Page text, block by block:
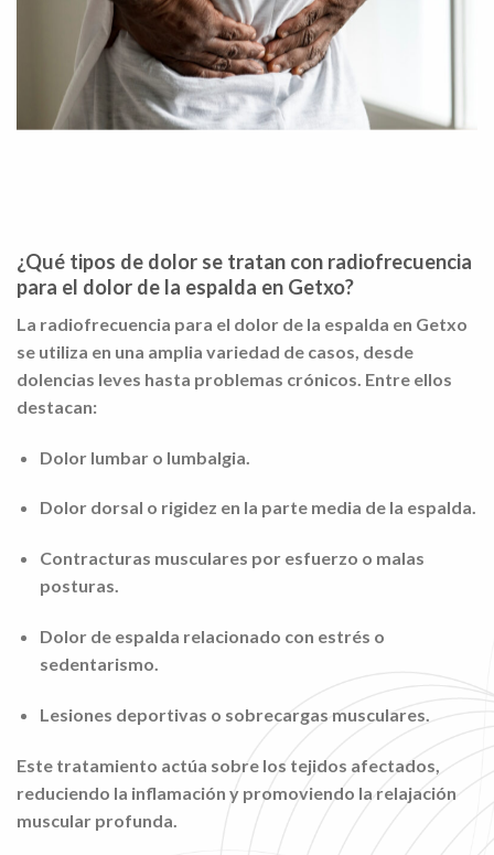
¿Qué tipos de dolor se tratan con radiofrecuencia
para el dolor de la espalda en Getxo?
La radiofrecuencia para el dolor de la espalda en Getxo
se utiliza en una amplia variedad de casos, desde
dolencias leves hasta problemas crónicos. Entre ellos
destacan:
Dolor lumbar o lumbalgia.
Dolor dorsal o rigidez en la parte media de la espalda.
Contracturas musculares por esfuerzo o malas
posturas.
Dolor de espalda relacionado con estrés o
sedentarismo.
Lesiones deportivas o sobrecargas musculares.
Este tratamiento actúa sobre los tejidos afectados,
reduciendo la inflamación y promoviendo la relajación
muscular profunda.